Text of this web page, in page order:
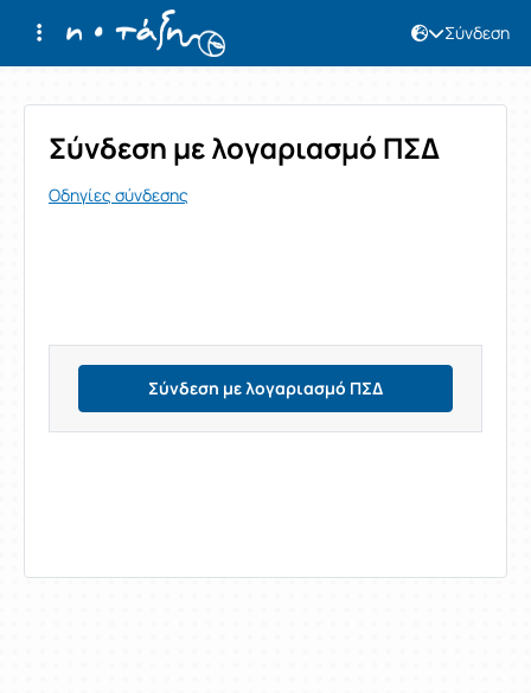
Σύνδεση
Σύνδεση
Σύνδεση με λογαριασμό ΠΣΔ
Οδηγίες σύνδεσης
Σύνδεση με λογαριασμό ΠΣΔ